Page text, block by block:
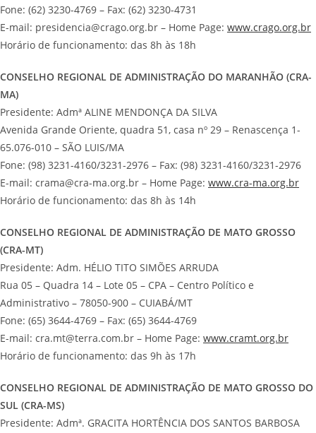
Fone: (62) 3230-4769 – Fax: (62) 3230-4731
E-mail: presidencia@crago.org.br – Home Page: www.crago.org.br
Horário de funcionamento: das 8h às 18h
CONSELHO REGIONAL DE ADMINISTRAÇÃO DO MARANHÃO (CRA-
MA)
Presidente: Admª ALINE MENDONÇA DA SILVA
Avenida Grande Oriente, quadra 51, casa nº 29 – Renascença 1-
65.076-010 – SÃO LUIS/MA
Fone: (98) 3231-4160/3231-2976 – Fax: (98) 3231-4160/3231-2976
E-mail: crama@cra-ma.org.br – Home Page: www.cra-ma.org.br
Horário de funcionamento: das 8h às 14h
CONSELHO REGIONAL DE ADMINISTRAÇÃO DE MATO GROSSO
(CRA-MT)
Presidente: Adm. HÉLIO TITO SIMÕES ARRUDA
Rua 05 – Quadra 14 – Lote 05 – CPA – Centro Político e
Administrativo – 78050-900 – CUIABÁ/MT
Fone: (65) 3644-4769 – Fax: (65) 3644-4769
E-mail: cra.mt@terra.com.br – Home Page: www.cramt.org.br
Horário de funcionamento: das 9h às 17h
CONSELHO REGIONAL DE ADMINISTRAÇÃO DE MATO GROSSO DO
SUL (CRA-MS)
Presidente: Admª. GRACITA HORTÊNCIA DOS SANTOS BARBOSA